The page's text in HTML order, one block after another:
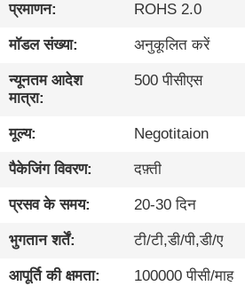
हमारे
बारे
में
फ़ैक्टरी
दौरा
गुणवत्ता
नियंत्रण
प्रमाणन: ROHS 2.0
मॉडल संख्या: अनुकूलित करें
न्यूनतम आदेश
मात्रा:
500 पीसीएस
मूल्य: Negotitaion
पैकेजिंग विवरण: दफ़्ती
प्रसव के समय: 20-30 दिन
भुगतान शर्तें: टी/टी,डी/पी,डी/ए
आपूर्ति की क्षमता: 100000 पीसी/माह